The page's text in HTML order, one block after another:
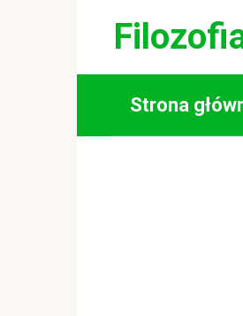
Strona